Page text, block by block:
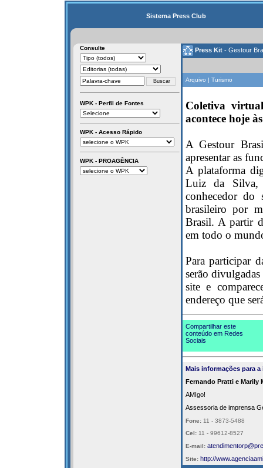
Sistema Press Club
Consulte
WPK - Perfil de Fontes
WPK - Acesso Rápido
WPK - PROAGÊNCIA
Press Kit - Gestour
Arquivo | Turismo
Coletiva
acontece hoje
A Gestour
apresentar as
A plataforma
Luiz da Silva,
conhecedor do
brasileiro por
Brasil. A partir
em todo o
Para participar
serão
site e
endereço que
Compartilhar este
conteúdo em Redes
Sociais
Mais informações para a
Fernando Pratti e Marily
AMIgo!
Assessoria de imprensa
Fone: 11 - 3873-5488
Cel:11 - 99612-8527
E-mail:
Site: http://